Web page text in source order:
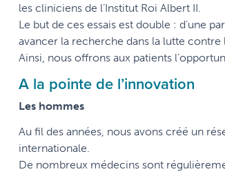
les cliniciens de l’Institut Roi Albert II.
Le but de ces essais est double : d’une
avancer la recherche dans la lutte contre
Ainsi, nous offrons aux patients
A la pointe de l’innovation
Les hommes
Au fil des années, nous avons créé un
internationale.
De nombreux médecins sont